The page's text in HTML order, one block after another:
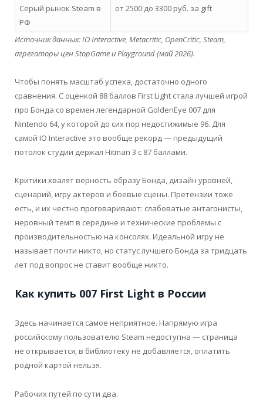
Серый рынок Steam в
РФ
от 2500 до 3300 руб. за gift
Источник данных: IO Interactive, Metacritic, OpenCritic, Steam,
агрегаторы цен StopGame и Playground (май 2026).
Чтобы понять масштаб успеха, достаточно одного
сравнения. С оценкой 88 баллов First Light стала лучшей игрой
про Бонда со времен легендарной GoldenEye 007 для
Nintendo 64, у которой до сих пор недостижимые 96. Для
самой IO Interactive это вообще рекорд — предыдущий
потолок студии держал Hitman 3 с 87 баллами.
Критики хвалят верность образу Бонда, дизайн уровней,
сценарий, игру актеров и боевые сцены. Претензии тоже
есть, и их честно проговаривают: слабоватые антагонисты,
неровный темп в середине и технические проблемы с
производительностью на консолях. Идеальной игру не
называет почти никто, но статус лучшего Бонда за тридцать
лет под вопрос не ставит вообще никто.
Как купить 007 First Light в России
Здесь начинается самое неприятное. Напрямую игра
российскому пользователю Steam недоступна — страница
не открывается, в библиотеку не добавляется, оплатить
родной картой нельзя.
Рабочих путей по сути два.